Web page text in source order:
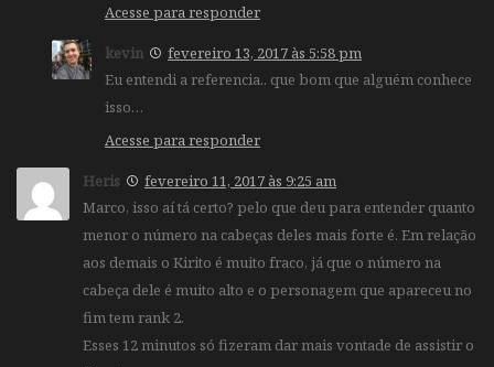
Acesse para responder
kevin
fevereiro 13, 2017 às 5:58 pm
Eu entendi a referencia.. que bom que alguém conhece
isso…
Acesse para responder
Heris
fevereiro 11, 2017 às 9:25 am
Marco, isso aí tá certo? pelo que deu para entender quanto
menor o número na cabeças deles mais forte é. Em relação
aos demais o Kirito é muito fraco, já que o número na
cabeça dele é muito alto e o personagem que apareceu no
fim tem rank 2.
Esses 12 minutos só fizeram dar mais vontade de assistir o